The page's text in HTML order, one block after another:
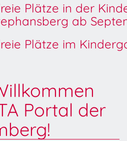
Plätze in der
ab
Plätze im
Portal der